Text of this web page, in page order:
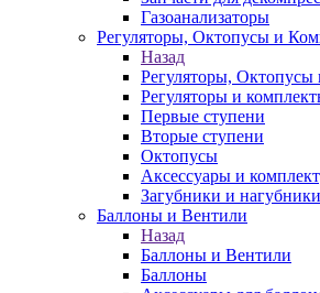
Газоанализаторы
Регуляторы, Октопусы и
Назад
Регуляторы,
Регуляторы и
Первые ступени
Вторые ступени
Октопусы
Аксессуары и
Загубники и нагубники
Баллоны и Вентили
Назад
Баллоны и Вентили
Баллоны